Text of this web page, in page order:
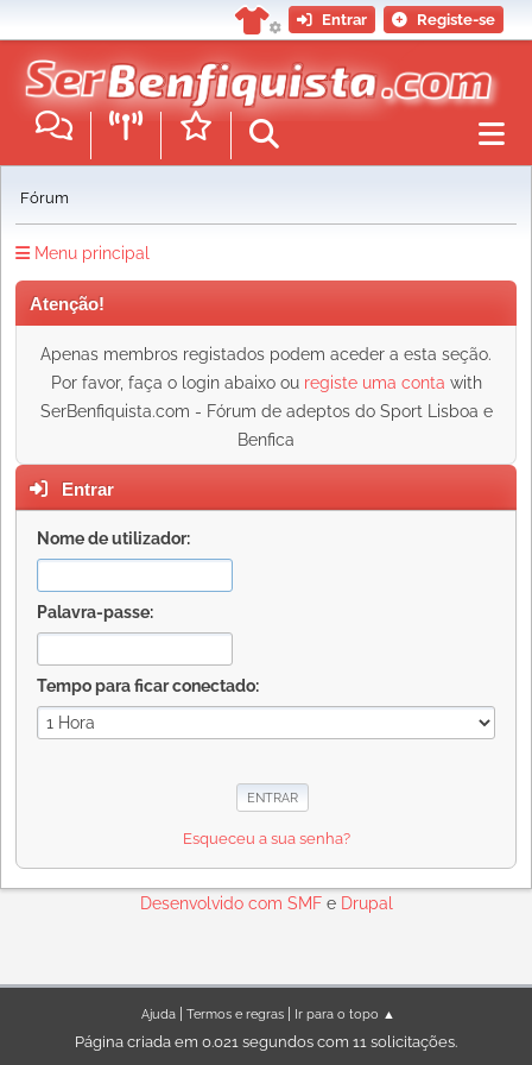
Entrar Registe-se
Fórum
Menu principal
Atenção!
Apenas membros registados podem aceder a esta seção.
Por favor, faça o login abaixo ou registe uma conta with
SerBenfiquista.com - Fórum de adeptos do Sport Lisboa e
Benfica
Entrar
Nome de utilizador:
Palavra-passe:
Tempo para ficar conectado:
Esqueceu a sua senha?
Desenvolvido com SMFe Drupal
Ajuda| Termos e regras| Ir para o topo ▲
Página criada em 0.021 segundos com 11 solicitações.